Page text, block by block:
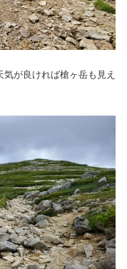
が良ければ槍ヶ岳も見え